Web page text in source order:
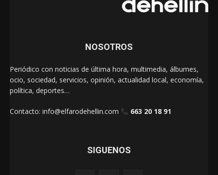
NOSOTROS
Periódico con noticias de última hora, multimedia, álbumes,
ocio, sociedad, servicios, opinión, actualidad local, economía,
política, deportes…
Contacto: info@elfarodehellin.com 663 20 18 91
SIGUENOS